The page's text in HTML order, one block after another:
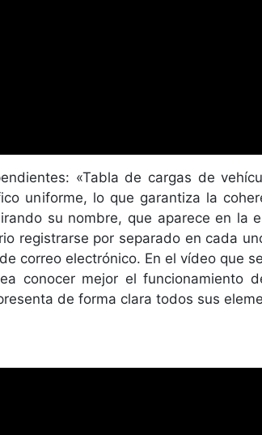
«Tabla de cargas de
uniforme, lo que garantiza la
su nombre, que aparece en la
registrarse por separado en cada
correo electrónico. En el vídeo que
conocer mejor el funcionamiento
de forma clara todos sus